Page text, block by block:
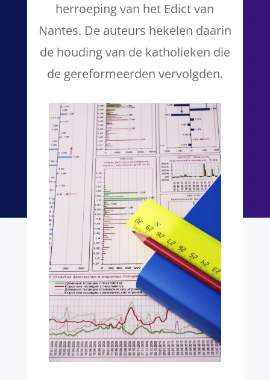
herroeping van het Edict van
Nantes. De auteurs hekelen daarin
de houding van de katholieken die
de gereformeerden vervolgden.